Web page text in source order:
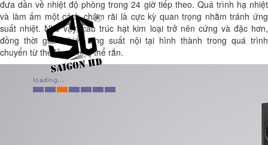
đưa dần về nhiệt độ phòng trong 24 giờ tiếp theo. Quá trình hạ nhiệt
và làm ấm một cách chậm rãi là cực kỳ quan trọng nhằm tránh ứng
suất nhiệt. Nhờ vậy, cấu trúc hạt kim loại trở nên cứng và đặc hơn,
đồng thời giảm thiểu ứng suất nội tại hình thành trong quá trình
chuyển từ thể lỏng sang thể rắn.